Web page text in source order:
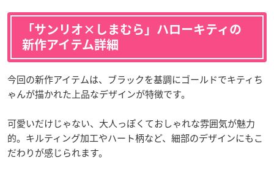
「サンリオ×しまむら」ハローキティの
新作アイテム詳細
今回の新作アイテムは、ブラックを基調にゴールドでキティち
ゃんが描かれた上品なデザインが特徴です。
可愛いだけじゃない、大人っぽくておしゃれな雰囲気が魅力
的。キルティング加工やハート柄など、細部のデザインにもこ
だわりが感じられます。